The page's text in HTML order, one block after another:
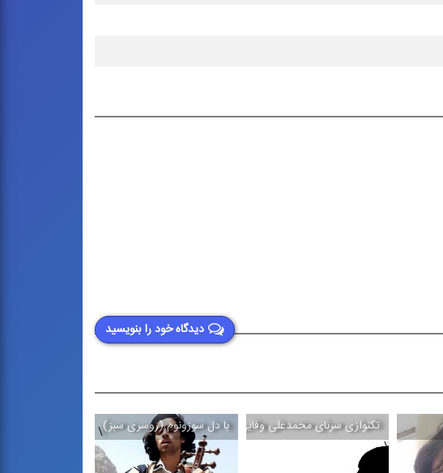
دیدگاه خود را بنویسید
تکنوازی سرنای محمدعلی وفایی
\
با دل سوزونوم (روسری سبز)\